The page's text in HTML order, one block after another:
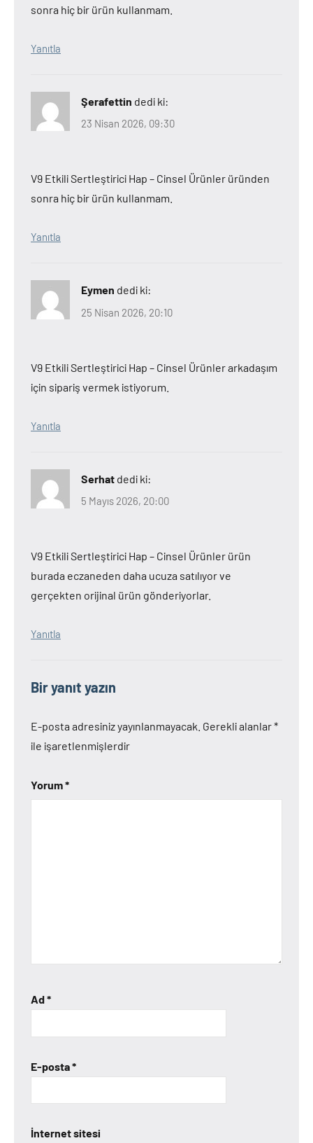
sonra hiç bir ürün kullanmam.
Yanıtla
Şerafettin dedi ki:
23 Nisan 2026, 09:30
V9 Etkili Sertleştirici Hap – Cinsel Ürünler üründen
sonra hiç bir ürün kullanmam.
Yanıtla
Eymen dedi ki:
25 Nisan 2026, 20:10
V9 Etkili Sertleştirici Hap – Cinsel Ürünler arkadaşım
için sipariş vermek istiyorum.
Yanıtla
Serhat dedi ki:
5 Mayıs 2026, 20:00
V9 Etkili Sertleştirici Hap – Cinsel Ürünler ürün
burada eczaneden daha ucuza satılıyor ve
gerçekten orijinal ürün gönderiyorlar.
Yanıtla
Bir yanıt yazın
E-posta adresiniz yayınlanmayacak. Gerekli alanlar*
ile işaretlenmişlerdir
Yorum*
Ad*
E-posta*
İnternet sitesi